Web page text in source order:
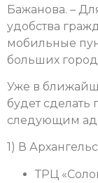
Бажанова. –
удобства
мобильные
больших
Уже в
будет сделать
следующим
1) В
ТРЦ